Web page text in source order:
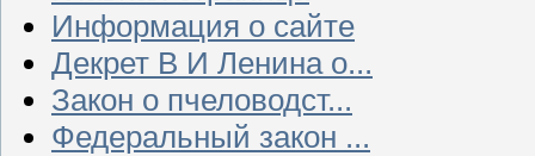
Информация о сайте
Декрет В И Ленина о...
Закон о пчеловодст...
Федеральный закон ...